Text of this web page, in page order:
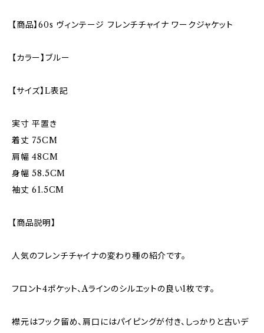
【商品】60s ヴィンテージ フレンチチャイナ ワークジャケット
【カラー】ブルー
【サイズ】L表記
実寸 平置き
着丈 75CM
肩幅 48CM
身幅 58.5CM
袖丈 61.5CM
【商品説明】
人気のフレンチチャイナの変わり種の紹介です。
フロント4ポケット、Aラインのシルエットの良い1枚です。
襟元はフック留め、肩口にはパイピングが付き、しっかりと古いデ